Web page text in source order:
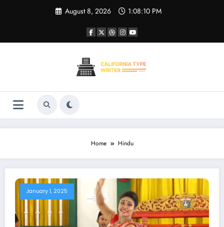
August 8, 2026 1:08:10 PM
Home Hindu
January 1, 2025